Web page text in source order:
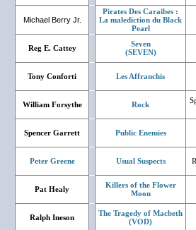
Michael Berry Jr.
Pirates Des Caraibes :
La malediction du Black
Pearl
Reg E. Cattey
Seven
(SEVEN)
Tony Conforti Les Affranchis
William Forsythe Rock
Spencer Garrett Public Enemies
Peter Greene Usual Suspects
Pat Healy
Killers of the Flower
Moon
Ralph Ineson
The Tragedy of Macbeth
(VOD)